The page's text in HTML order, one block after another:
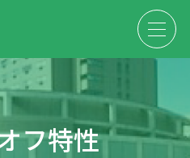
JP
フ特性